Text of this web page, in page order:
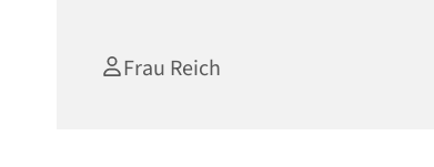
Frau Reich